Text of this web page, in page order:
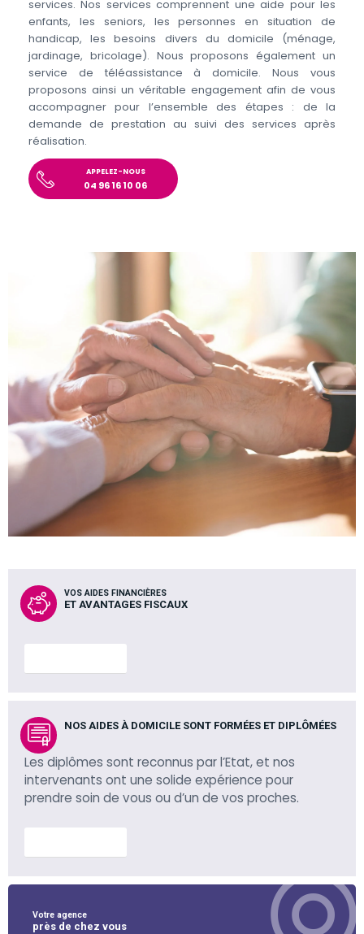
services. Nos services comprennent une aide pour les
enfants, les seniors, les personnes en situation de
handicap, les besoins divers du domicile (ménage,
jardinage, bricolage). Nous proposons également un
service de téléassistance à domicile. Nous vous
proposons ainsi un véritable engagement afin de vous
accompagner pour l’ensemble des étapes : de la
demande de prestation au suivi des services après
réalisation.
APPELEZ-NOUS
04 96 16 10 06
VOS AIDES FINANCIÈRES
ET AVANTAGES FISCAUX
NOS AIDES À DOMICILE SONT FORMÉES ET DIPLÔMÉES
Les diplômes sont reconnus par l’Etat, et nos
intervenants ont une solide expérience pour
prendre soin de vous ou d’un de vos proches.
Votre agence
près de chez vous